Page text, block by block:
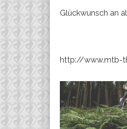
Glückwunsch an
http://www.mtb-